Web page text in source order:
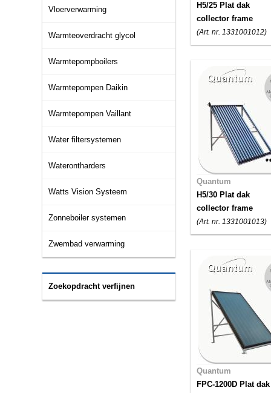
Vloerverwarming
Warmteoverdracht glycol
Warmtepompboilers
Warmtepompen Daikin
Warmtepompen Vaillant
Water filtersystemen
Waterontharders
Watts Vision Systeem
Zonneboiler systemen
Zwembad verwarming
Zoekopdracht verfijnen
H5/25 Plat dak
collector frame
(Art. nr. 1331001012)
Quantum
H5/30 Plat dak
collector frame
(Art. nr. 1331001013)
Quantum
FPC-1200D Plat dak